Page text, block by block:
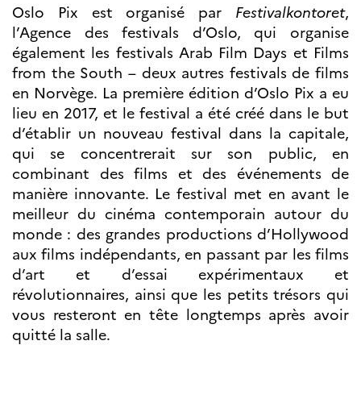
Doctorats et post-
doctorats en
France
Bourse d’études
French+Sciences
French+Gastronomy et
French+ Hospitality
Témoignages
Institutionnels
France Alumni
SCIENCE ET
RECHERCHE
Programmes de
coopération
Åsgard
PHC Aurora
Åsgard Horizon
Oslo Pix est organisé par Festivalkontoret,
l’Agence des festivals d’Oslo, qui organise
également les festivals Arab Film Days et Films
from the South – deux autres festivals de films
en Norvège. La première édition d’Oslo Pix a eu
lieu en 2017, et le festival a été créé dans le but
d’établir un nouveau festival dans la capitale,
qui se concentrerait sur son public, en
combinant des films et des événements de
manière innovante. Le festival met en avant le
meilleur du cinéma contemporain autour du
monde : des grandes productions d’Hollywood
aux films indépendants, en passant par les films
d’art et d’essai expérimentaux et
révolutionnaires, ainsi que les petits trésors qui
vous resteront en tête longtemps après avoir
quitté la salle.